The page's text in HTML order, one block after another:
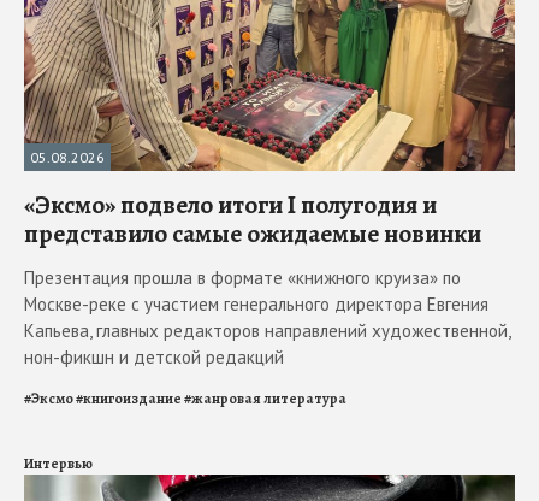
05.08.2026
«Эксмо» подвело итоги I полугодия и
представило самые ожидаемые новинки
Презентация прошла в формате «книжного круиза» по
Москве-реке с участием генерального директора Евгения
Капьева, главных редакторов направлений художественной,
нон-фикшн и детской редакций
#Эксмо#книгоиздание#жанровая литература
Интервью